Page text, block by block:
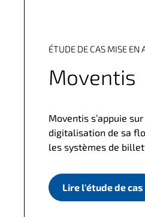
ÉTUDE DE CAS MISE EN
Moventis
Moventis s’appuie
digitalisation de sa
les systèmes de
Lire l'étude de cas